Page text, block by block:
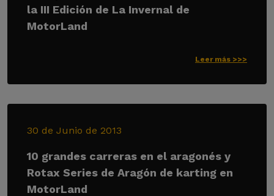
la III Edición de La Invernal de
MotorLand
Leer más >>>
30 de Junio de 2013
10 grandes carreras en el aragonés y
Rotax Series de Aragón de karting en
MotorLand